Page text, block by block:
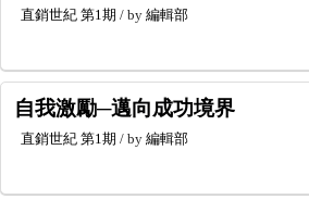
直銷世紀 第1期 / by 編輯部
自我激勵─邁向成功境界
直銷世紀 第1期 / by 編輯部